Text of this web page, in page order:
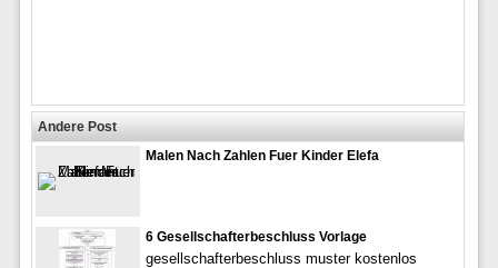
Andere Post
Malen Nach Zahlen Fuer Kinder Elefa
6 Gesellschafterbeschluss Vorlage
gesellschafterbeschluss muster kostenlos